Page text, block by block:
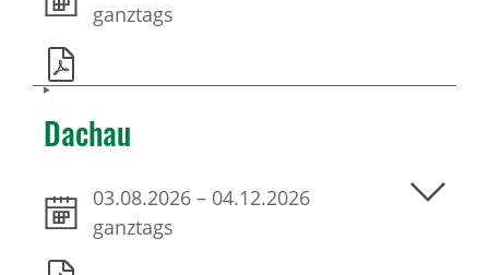
ganztags
Dachau
03.08.2026 – 04.12.2026
ganztags